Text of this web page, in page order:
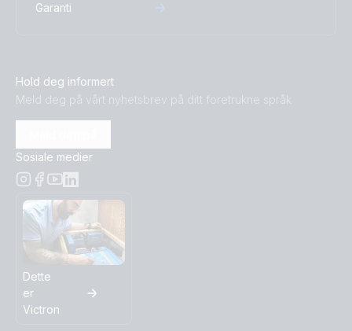
Garanti
Hold deg informert
Meld deg på vårt nyhetsbrev på ditt foretrukne språk
Sosiale medier
Dette
er
Victron